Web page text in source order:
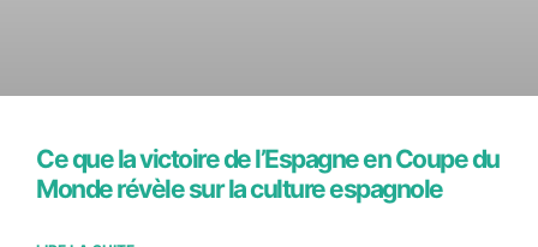
Ce que la victoire de l’Espagne en Coupe du
Monde révèle sur la culture espagnole